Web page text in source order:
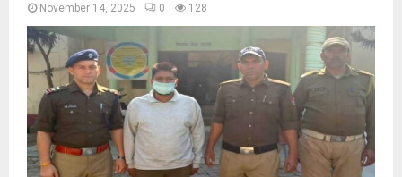
November 14, 2025 0 128